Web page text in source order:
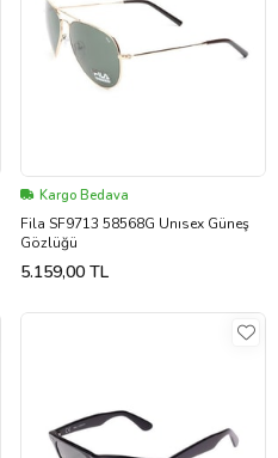
Kargo Bedava
Fila SF9713 58568G Unısex Güneş
Gözlüğü
5.159,00 TL